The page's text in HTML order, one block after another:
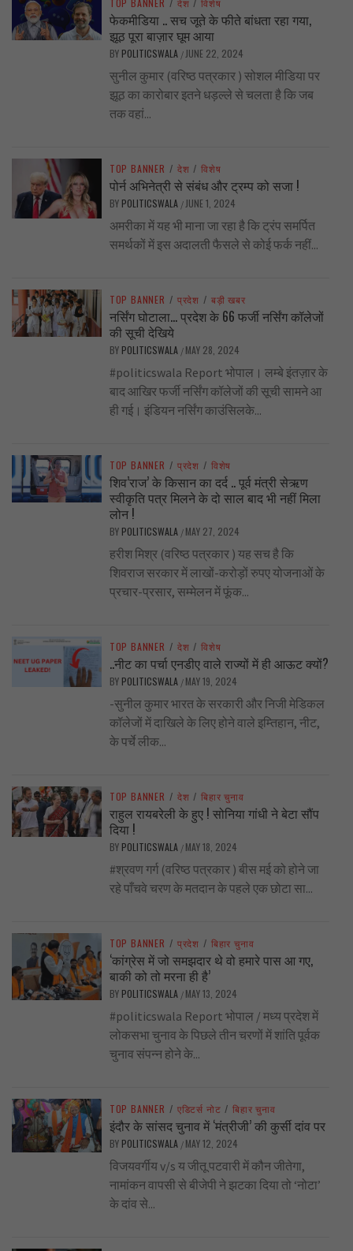
TOP BANNER / देश / विशेष
फेकमीडिया .. सच जूते के फीते बांधता रहा गया,
झूठ पूरा बाज़ार घूम आया
BY POLITICSWALA / JUNE 22, 2024
सुनील कुमार (वरिष्ठ पत्रकार ) सोशल मीडिया पर
झूठ का कारोबार इतने धड़ल्ले से चलता है कि जब
तक वहां...
TOP BANNER / देश / विशेष
पोर्न अभिनेत्री से संबंध और ट्रम्प को सजा !
BY POLITICSWALA / JUNE 1, 2024
अमरीका में यह भी माना जा रहा है कि ट्रंप समर्पित
समर्थकों में इस अदालती फैसले से कोई फर्क नहीं...
TOP BANNER / प्रदेश / बड़ी खबर
नर्सिंग घोटाला… प्रदेश के 66 फर्जी नर्सिंग कॉलेजों
की सूची देखिये
BY POLITICSWALA / MAY 28, 2024
#politicswala Report भोपाल। लम्बे इंतज़ार के
बाद आखिर फर्जी नर्सिंग कॉलेजों की सूची सामने आ
ही गई। इंडियन नर्सिंग काउंसिलके...
TOP BANNER / प्रदेश / विशेष
शिव’राज’ के किसान का दर्द .. पूर्व मंत्री सेऋण
स्वीकृति पत्र मिलने के दो साल बाद भी नहीं मिला
लोन !
BY POLITICSWALA / MAY 27, 2024
हरीश मिश्र (वरिष्ठ पत्रकार ) यह सच है कि
शिवराज सरकार में लाखों-करोड़ों रुपए योजनाओं के
प्रचार-प्रसार, सम्मेलन में फूंक...
TOP BANNER / देश / विशेष
..नीट का पर्चा एनडीए वाले राज्यों में ही आऊट क्यों?
BY POLITICSWALA / MAY 19, 2024
-सुनील कुमार भारत के सरकारी और निजी मेडिकल
कॉलेजों में दाखिले के लिए होने वाले इम्तिहान, नीट,
के पर्चे लीक...
TOP BANNER / देश / बिहार चुनाव
राहुल रायबरेली के हुए ! सोनिया गांधी ने बेटा सौंप
दिया !
BY POLITICSWALA / MAY 18, 2024
#श्रवण गर्ग (वरिष्ठ पत्रकार ) बीस मई को होने जा
रहे पाँचवे चरण के मतदान के पहले एक छोटा सा...
TOP BANNER / प्रदेश / बिहार चुनाव
‘कांग्रेस में जो समझदार थे वो हमारे पास आ गए,
बाकी को तो मरना ही है’
BY POLITICSWALA / MAY 13, 2024
#politicswala Report भोपाल / मध्य प्रदेश में
लोकसभा चुनाव के पिछले तीन चरणों में शांति पूर्वक
चुनाव संपन्न होने के...
TOP BANNER / एडिटर्स नोट / बिहार चुनाव
इंदौर के सांसद चुनाव में ‘मंत्रीजी’ की कुर्सी दांव पर
BY POLITICSWALA / MAY 12, 2024
विजयवर्गीय v/s य जीतू पटवारी में कौन जीतेगा,
नामांकन वापसी से बीजेपी ने झटका दिया तो ‘नोटा’
के दांव से...